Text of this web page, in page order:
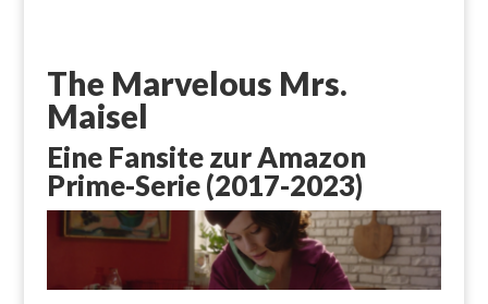
The Marvelous Mrs.
Maisel
Eine Fansite zur Amazon
Prime-Serie (2017-2023)